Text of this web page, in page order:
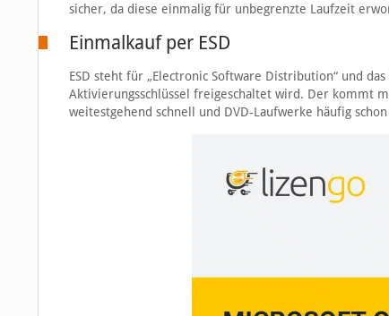
sicher, da diese einmalig für unbegrenzte Laufzeit
Einmalkauf per ESD
ESD steht für „Electronic Software Distribution“ und
Aktivierungsschlüssel freigeschaltet wird. Der kommt
weitestgehend schnell und DVD-Laufwerke häufig